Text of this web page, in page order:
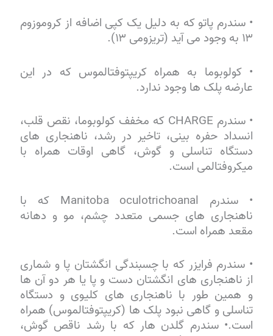
• سندرم پاتو که به دلیل یک کپی اضافه از کروموزوم
۱۳ به وجود می آید (تریزومی ۱۳).
• کولوبوما به همراه کریپتوفتالموس که در این
عارضه پلک ها وجود ندارد.
• سندرم CHARGE که مخفف کولوبوما، نقص قلب،
انسداد حفره بینی، تاخیر در رشد، ناهنجاری های
دستگاه تناسلی و گوش، گاهی اوقات همراه با
میکروفتالمی است.
• سندرم Manitoba oculotrichoanal که با
ناهنجاری های جسمی متعدد چشم، مو و دهانه
مقعد همراه است.
• سندرم فرایزر که با چسبندگی انگشتان پا و شماری
از ناهنجاری های انگشتان دست و پا یا هر دو آن ها
و همین طور با ناهنجاری های کلیوی و دستگاه
تناسلی و گاهی نبود پلک ها (کریپتوفتالموس) همراه
است.• سندرم گلدن هار که با رشد ناقص گوش،